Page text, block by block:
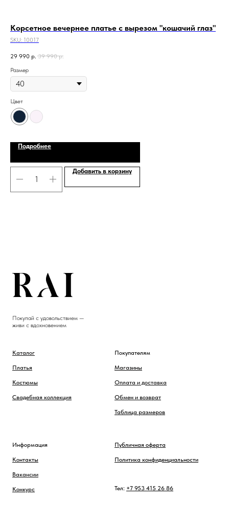
Корсетное вечернее платье с вырезом "кошачий глаз"
SKU: 10017
29 990 р. 39 990 р.
Размер
Цвет
Подробнее
Добавить в корзину
Покупай с удовольствием —
живи с вдохновением
Каталог
Платья
Костюмы
Свадебная коллекция
Покупателям
Магазины
Оплата и доставка
Обмен и возврат
Таблица размеров
Информация
Контакты
Вакансии
Конкурс
Публичная оферта
Политика конфиденциальности
Тел: +7 953 415 26 86